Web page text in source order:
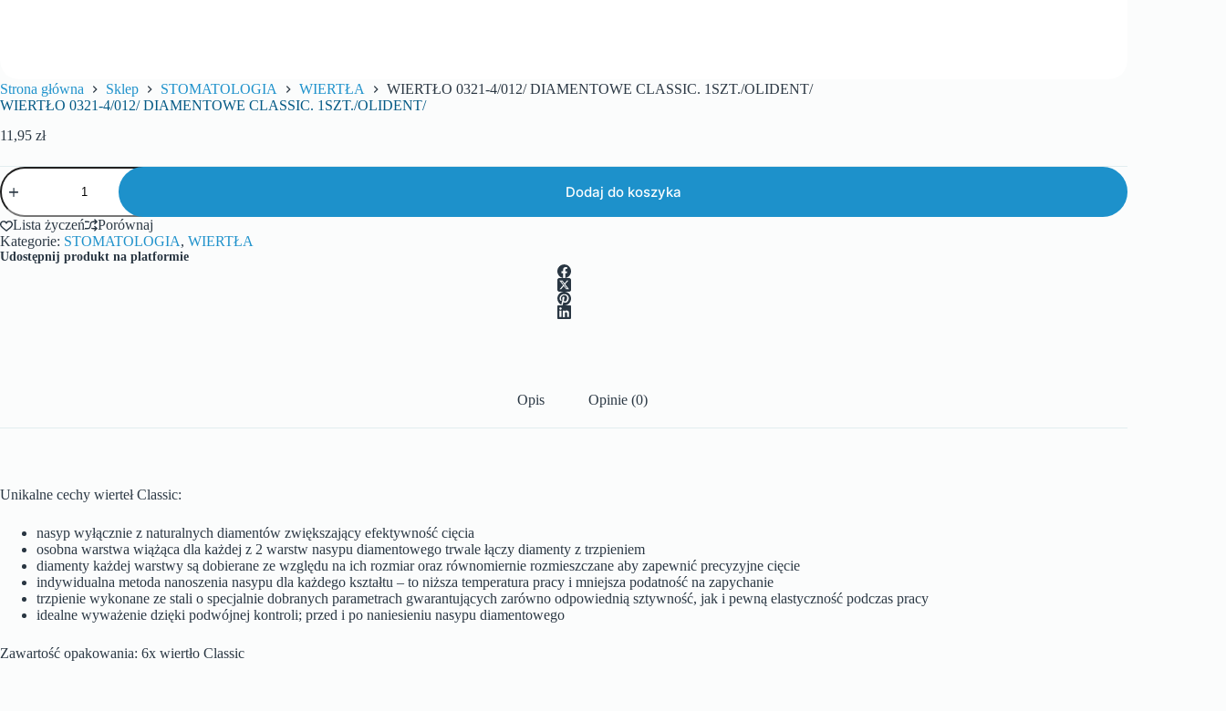
Strona główna Sklep STOMATOLOGIA WIERTŁA
WIERTŁO 0321-4/012/ DIAMENTOWE CLASSIC. 1SZT./OLIDENT/
WIERTŁO 0321-4/012/ DIAMENTOWE CLASSIC. 1SZT./OLIDENT/
11,95 zł
Dodaj do koszyka
Lista życzeń
Porównaj
Kategorie: STOMATOLOGIA, WIERTŁA
Udostępnij produkt na platformie
Opis Opinie (0)
Unikalne cechy wierteł Classic:
nasyp wyłącznie z naturalnych diamentów zwiększający efektywność cięcia
osobna warstwa wiążąca dla każdej z 2 warstw nasypu diamentowego trwale łączy diamenty z trzpieniem
diamenty każdej warstwy są dobierane ze względu na ich rozmiar oraz równomiernie rozmieszczane aby zapewnić precyzyjne cięcie
indywidualna metoda nanoszenia nasypu dla każdego kształtu – to niższa temperatura pracy i mniejsza podatność na zapychanie
trzpienie wykonane ze stali o specjalnie dobranych parametrach gwarantujących zarówno odpowiednią sztywność, jak i pewną elastyczność podczas pracy
idealne wyważenie dzięki podwójnej kontroli; przed i po naniesieniu nasypu diamentowego
Zawartość opakowania: 6x wiertło Classic